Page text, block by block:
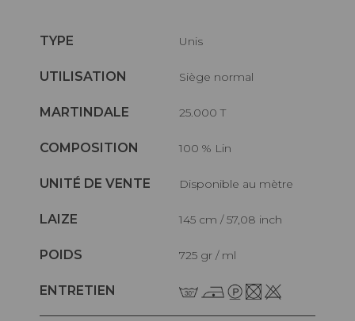
TYPE Unis
UTILISATION Siège normal
MARTINDALE 25.000 T
COMPOSITION 100 % Lin
UNITÉ DE VENTE Disponible au mètre
LAIZE 145 cm / 57,08 inch
POIDS 725 gr / ml
ENTRETIEN